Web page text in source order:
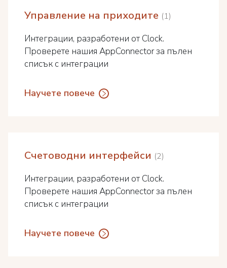
Управление на приходите 1
Интеграции, разработени от Clock.
Проверете нашия AppConnector за пълен
списък с интеграции
Научете повече
Счетоводни интерфейси 2
Интеграции, разработени от Clock.
Проверете нашия AppConnector за пълен
списък с интеграции
Научете повече